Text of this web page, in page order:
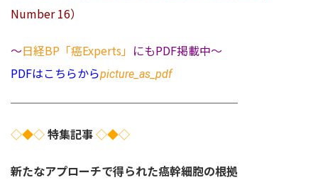
Number 16）
～日経BP「癌Experts」 にもPDF掲載中～
PDFはこちらからpicture_as_pdf
◇◆◇特集記事◇◆◇
新たなアプローチで得られた癌幹細胞の根拠